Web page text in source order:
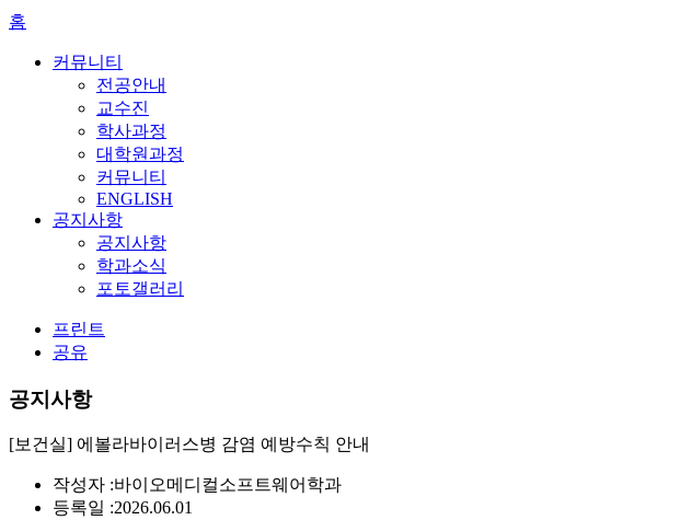
홈
커뮤니티
전공안내
교수진
학사과정
대학원과정
커뮤니티
ENGLISH
공지사항
공지사항
학과소식
포토갤러리
프린트
공유
공지사항
[보건실] 에볼라바이러스병 감염 예방수칙 안내
작성자 :바이오메디컬소프트웨어학과
등록일 :2026.06.01